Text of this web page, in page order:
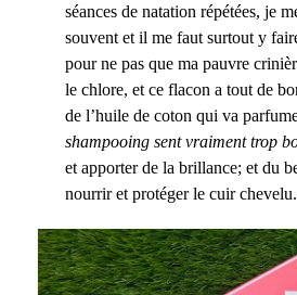
séances de natation répétées, je
souvent et il me faut surtout y
pour ne pas que ma pauvre
le chlore, et ce flacon a tout de
de l’huile de coton qui va
shampooing sent vraiment trop
et apporter de la brillance; et du
nourrir et protéger le cuir chevelu.